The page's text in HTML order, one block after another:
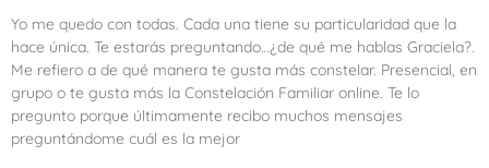
Yo me quedo con todas. Cada una tiene su particularidad que la
hace única. Te estarás preguntando…¿de qué me hablas Graciela?.
Me refiero a de qué manera te gusta más constelar. Presencial, en
grupo o te gusta más la Constelación Familiar online. Te lo
pregunto porque últimamente recibo muchos mensajes
preguntándome cuál es la mejor